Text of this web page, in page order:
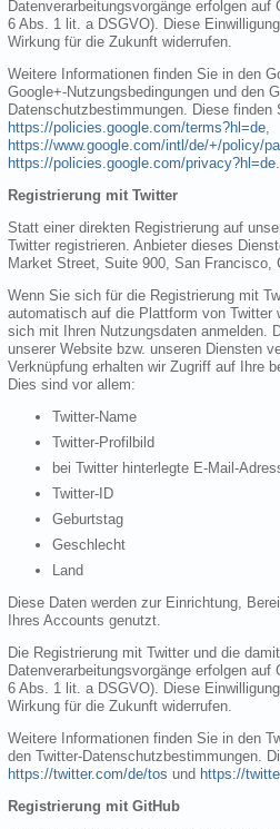
Datenverarbeitungsvorgänge erfolgen auf
6 Abs. 1 lit. a DSGVO). Diese
Wirkung für die Zukunft widerrufen.
Weitere Informationen finden Sie in den
Google+-Nutzungsbedingungen und den
Datenschutzbestimmungen. Diese finden
https://policies.google.com/terms?hl=de,
https://www.google.com/intl/de/+/policy/
https://policies.google.com/privacy?hl=de.
Registrierung mit Twitter
Statt einer direkten Registrierung auf
Twitter registrieren. Anbieter dieses
Market Street, Suite 900, San Francisco,
Wenn Sie sich für die Registrierung mit
automatisch auf die Plattform von Twitter
sich mit Ihren Nutzungsdaten anmelden.
unserer Website bzw. unseren Diensten
Verknüpfung erhalten wir Zugriff auf Ihre
Dies sind vor allem:
Twitter-Name
Twitter-Profilbild
bei Twitter hinterlegte E-Mail-
Twitter-ID
Geburtstag
Geschlecht
Land
Diese Daten werden zur Einrichtung,
Ihres Accounts genutzt.
Die Registrierung mit Twitter und die
Datenverarbeitungsvorgänge erfolgen auf
6 Abs. 1 lit. a DSGVO). Diese
Wirkung für die Zukunft widerrufen.
Weitere Informationen finden Sie in den
den Twitter-Datenschutzbestimmungen.
https://twitter.com/de/tos und https://
Registrierung mit GitHub